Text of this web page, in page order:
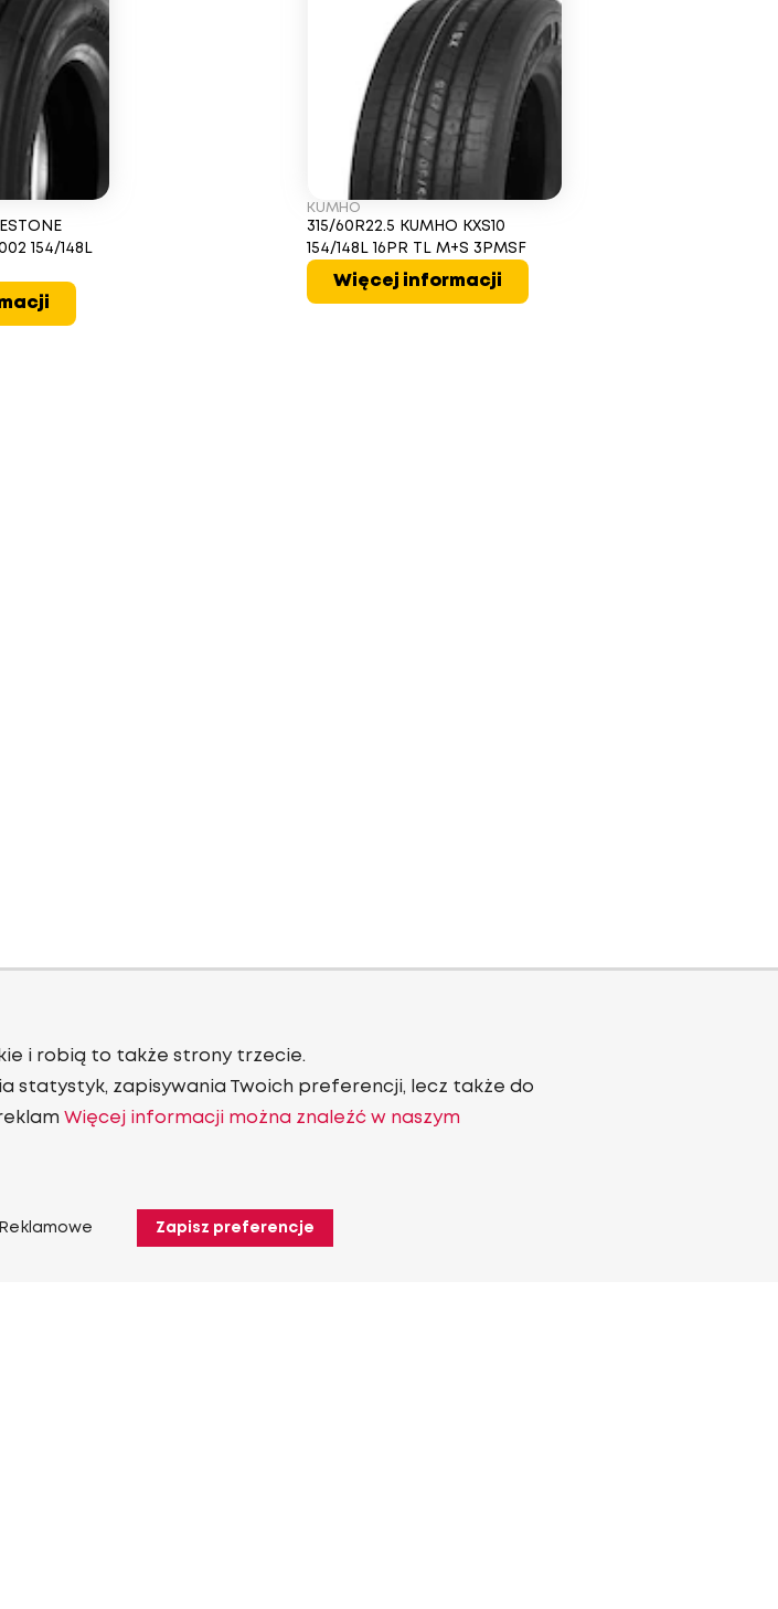
154/148L
KUMHO
315/60R22.5 KUMHO KXS10
154/148L 16PR TL M+S 3PMSF
Więcej informacji
i robią to także strony trzecie.
statystyk, zapisywania Twoich preferencji, lecz także do
Więcej informacji można znaleźć w naszym
Reklamowe Zapisz preferencje